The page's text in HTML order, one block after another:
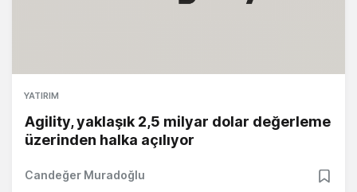
YATIRIM
Agility, yaklaşık 2,5 milyar dolar değerleme
üzerinden halka açılıyor
Candeğer Muradoğlu